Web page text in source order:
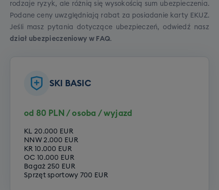
Cena grupowego szkolenia snowboardowego to
790 zł.
Cena grupowego szkolenia
snowboardowego to 790 zł. Rezerwując
wyjazd zadeklaruj jeden z poniższych
rodzaje ryzyk, ale różnią się wysokością sum ubezpieczenia.
Podane ceny uwzględniają rabat za posiadanie karty EKUZ.
Jeśli masz pytania dotyczące ubezpieczeń, odwiedź nasz
dział ubezpieczeniowy w FAQ.
SKI BASIC
od 80 PLN / osoba / wyjazd
KL 20.000 EUR
NNW 2.000 EUR
KR 10.000 EUR
OC 10.000 EUR
Bagaż 250 EUR
Sprzęt sportowy 700 EUR